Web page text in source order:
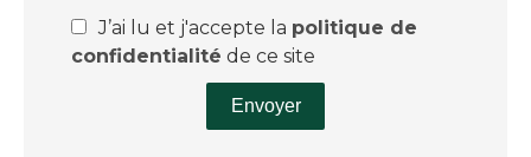
J’ai lu et j'accepte la politique de
confidentialité de ce site
Envoyer